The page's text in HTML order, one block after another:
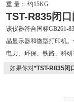
重 量： 约15KG
TST-R835闭
该仪器符合国标GB261-
晶显示器和微型打印机
电力、环保、铁路、科
如果你对*TST-R835闭